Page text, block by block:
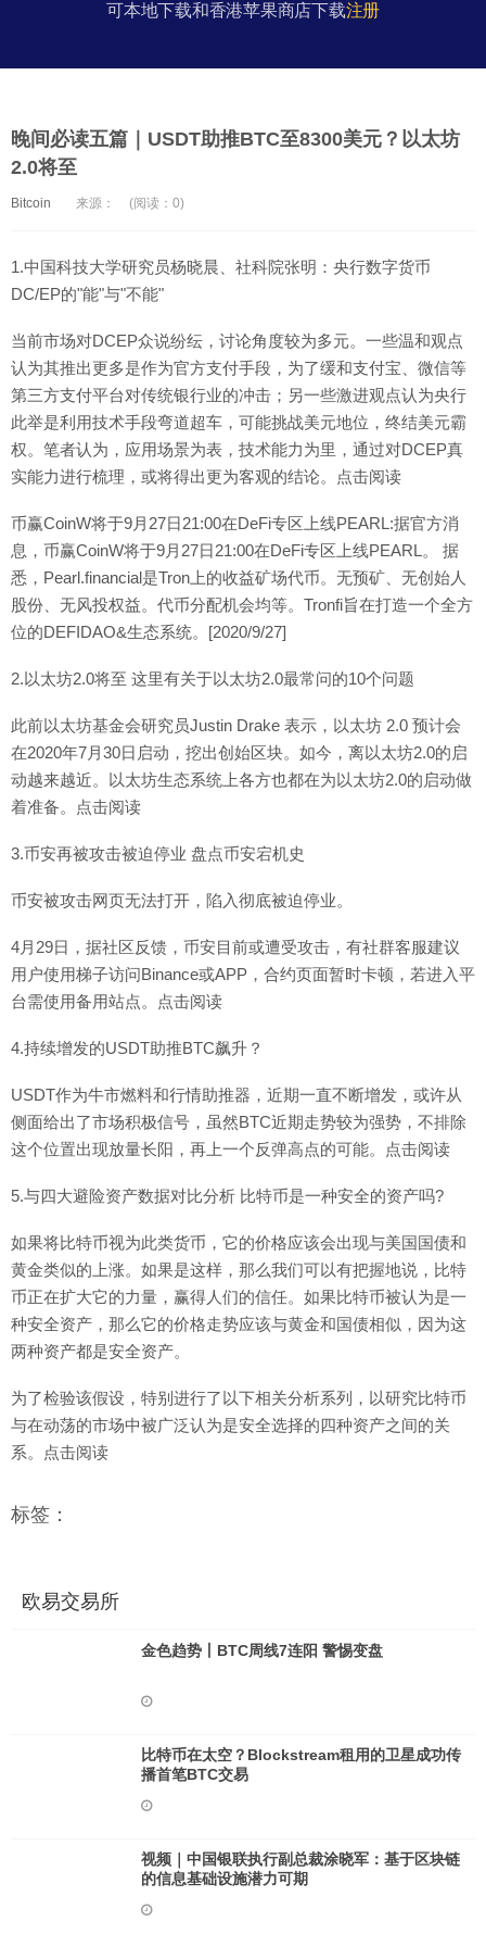
可本地下载和香港苹果商店下载注册
晚间必读五篇｜USDT助推BTC至8300美元？以太坊
2.0将至
Bitcoin 来源： (阅读：0)
1.中国科技大学研究员杨晓晨、社科院张明：央行数字货币
DC/EP的"能"与"不能"
当前市场对DCEP众说纷纭，讨论角度较为多元。一些温和观点
认为其推出更多是作为官方支付手段，为了缓和支付宝、微信等
第三方支付平台对传统银行业的冲击；另一些激进观点认为央行
此举是利用技术手段弯道超车，可能挑战美元地位，终结美元霸
权。笔者认为，应用场景为表，技术能力为里，通过对DCEP真
实能力进行梳理，或将得出更为客观的结论。点击阅读
币赢CoinW将于9月27日21:00在DeFi专区上线PEARL:据官方消
息，币赢CoinW将于9月27日21:00在DeFi专区上线PEARL。 据
悉，Pearl.financial是Tron上的收益矿场代币。无预矿、无创始人
股份、无风投权益。代币分配机会均等。Tronfi旨在打造一个全方
位的DEFIDAO&生态系统。[2020/9/27]
2.以太坊2.0将至 这里有关于以太坊2.0最常问的10个问题
此前以太坊基金会研究员Justin Drake 表示，以太坊 2.0 预计会
在2020年7月30日启动，挖出创始区块。如今，离以太坊2.0的启
动越来越近。以太坊生态系统上各方也都在为以太坊2.0的启动做
着准备。点击阅读
3.币安再被攻击被迫停业 盘点币安宕机史
币安被攻击网页无法打开，陷入彻底被迫停业。
4月29日，据社区反馈，币安目前或遭受攻击，有社群客服建议
用户使用梯子访问Binance或APP，合约页面暂时卡顿，若进入平
台需使用备用站点。点击阅读
4.持续增发的USDT助推BTC飙升？
USDT作为牛市燃料和行情助推器，近期一直不断增发，或许从
侧面给出了市场积极信号，虽然BTC近期走势较为强势，不排除
这个位置出现放量长阳，再上一个反弹高点的可能。点击阅读
5.与四大避险资产数据对比分析 比特币是一种安全的资产吗?
如果将比特币视为此类货币，它的价格应该会出现与美国国债和
黄金类似的上涨。如果是这样，那么我们可以有把握地说，比特
币正在扩大它的力量，赢得人们的信任。如果比特币被认为是一
种安全资产，那么它的价格走势应该与黄金和国债相似，因为这
两种资产都是安全资产。
为了检验该假设，特别进行了以下相关分析系列，以研究比特币
与在动荡的市场中被广泛认为是安全选择的四种资产之间的关
系。点击阅读
标签：
欧易交易所
金色趋势丨BTC周线7连阳 警惕变盘
比特币在太空？Blockstream租用的卫星成功传
播首笔BTC交易
视频｜中国银联执行副总裁涂晓军：基于区块链
的信息基础设施潜力可期